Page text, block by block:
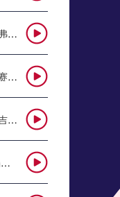
05月29日 纽卡斯尔联vs埃弗顿 全场录像回放
05月29日 斯诺克女子世锦赛半决赛 白雨露vs夏雨滢 全场录像回放
05月29日 贵州飞鹰vs深圳吉祥 全场录像
05月29日 都灵vs罗马 全场录像回放